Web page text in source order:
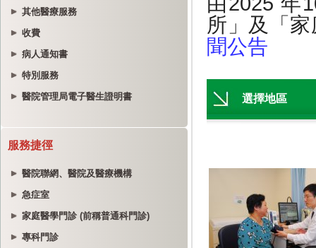
其他醫療服務
收費
病人通知書
特別服務
醫院管理局電子醫生證明書
服務捷徑
醫院聯網、醫院及醫療機構
急症室
家庭醫學門診 (前稱普通科門診)
專科門診